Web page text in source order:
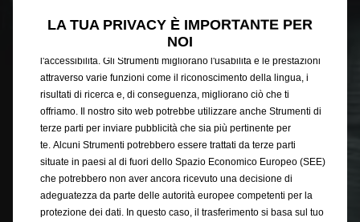
Codice93165553
LA TUA PRIVACY È IMPORTANTE PER
NOI
nostro sito web. Essi ci consentono di fornirti funzionalità
fondamentali come la sicurezza, la gestione della rete e
l'accessibilità. Gli Strumenti migliorano l'usabilità e le prestazioni
attraverso varie funzioni come il riconoscimento della lingua, i
risultati di ricerca e, di conseguenza, migliorano ciò che ti
offriamo. Il nostro sito web potrebbe utilizzare anche Strumenti di
terze parti per inviare pubblicità che sia più pertinente per
te. Alcuni Strumenti potrebbero essere trattati da terze parti
situate in paesi al di fuori dello Spazio Economico Europeo (SEE)
che potrebbero non aver ancora ricevuto una decisione di
adeguatezza da parte delle autorità europee competenti per la
protezione dei dati. In questo caso, il trasferimento si basa sul tuo